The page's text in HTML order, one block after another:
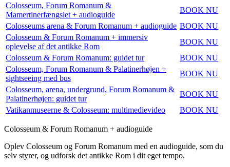
Colosseum, Forum Romanum &
Mamertinerfængslet + audioguide
BOOK NU
Colosseums arena & Forum Romanum + audioguide BOOK NU
Colosseum & Forum Romanum + immersiv
oplevelse af det antikke Rom
BOOK NU
Colosseum & Forum Romanum: guidet tur
BOOK NU
Colosseum, Forum Romanum & Palatinerhøjen +
sightseeing med bus
BOOK NU
Colosseum, arena, undergrund, Forum Romanum &
Palatinerhøjen: guidet tur
BOOK NU
Vatikanmuseerne & Colosseum: multimedievideo
BOOK NU
Colosseum & Forum Romanum + audioguide
Oplev Colosseum og Forum Romanum med en audioguide, som du
selv styrer, og udforsk det antikke Rom i dit eget tempo.